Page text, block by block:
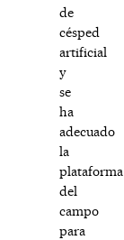
de
césped
artificial
y
se
ha
adecuado
la
plataforma
del
campo
para